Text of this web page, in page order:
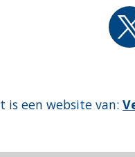
is een website van: